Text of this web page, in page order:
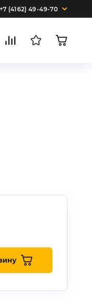
+7 (4162) 49-49-70